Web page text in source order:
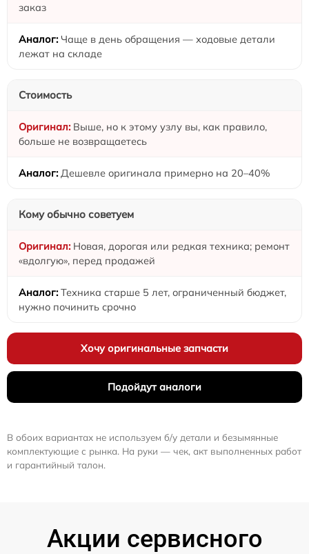
заказ
Чаще в день обращения — ходовые детали
лежат на складе
Стоимость
Выше, но к этому узлу вы, как правило,
больше не возвращаетесь
Дешевле оригинала примерно на 20–40%
Кому обычно советуем
Новая, дорогая или редкая техника; ремонт
«вдолгую», перед продажей
Техника старше 5 лет, ограниченный бюджет,
нужно починить срочно
Хочу оригинальные запчасти
Подойдут аналоги
В обоих вариантах не используем б/у детали и безымянные
комплектующие с рынка. На руки — чек, акт выполненных работ
и гарантийный талон.
Акции сервисного